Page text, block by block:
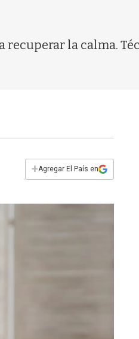
recuperar la calma.
+Agregar El País en